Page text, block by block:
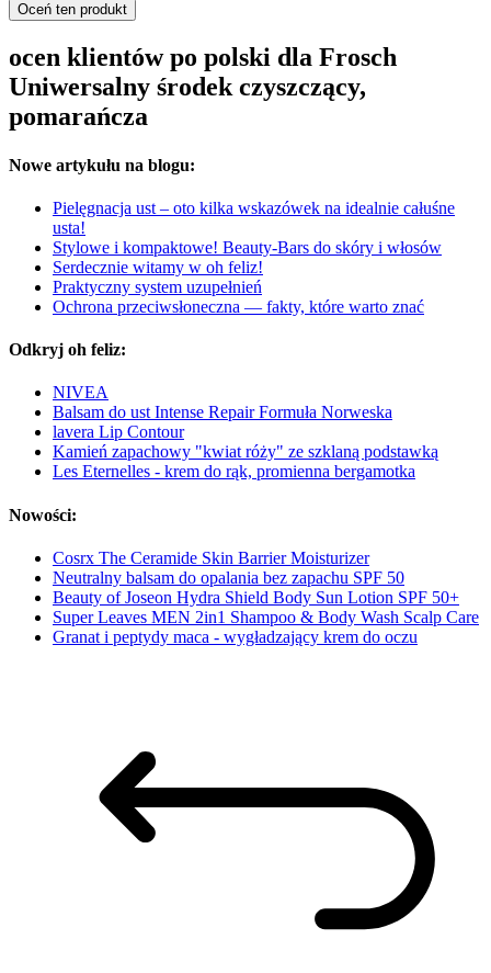
Oceń ten produkt
ocen klientów po polski dla Frosch
Uniwersalny środek czyszczący,
pomarańcza
Nowe artykułu na blogu:
Pielęgnacja ust – oto kilka wskazówek na idealnie całuśne
usta!
Stylowe i kompaktowe! Beauty-Bars do skóry i włosów
Serdecznie witamy w oh feliz!
Praktyczny system uzupełnień
Ochrona przeciwsłoneczna — fakty, które warto znać
Odkryj oh feliz:
NIVEA
Balsam do ust Intense Repair Formuła Norweska
lavera Lip Contour
Kamień zapachowy "kwiat róży" ze szklaną podstawką
Les Eternelles - krem do rąk, promienna bergamotka
Nowości:
Cosrx The Ceramide Skin Barrier Moisturizer
Neutralny balsam do opalania bez zapachu SPF 50
Beauty of Joseon Hydra Shield Body Sun Lotion SPF 50+
Super Leaves MEN 2in1 Shampoo & Body Wash Scalp Care
Granat i peptydy maca - wygładzający krem do oczu